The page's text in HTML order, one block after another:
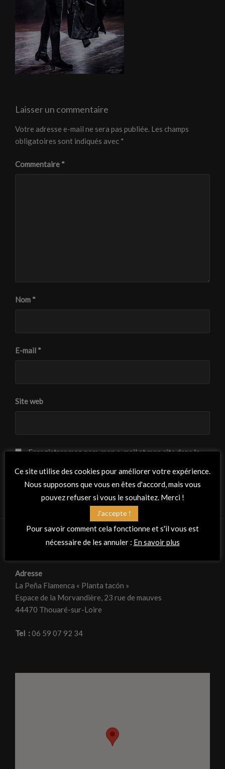
Laisser un commentaire
Votre adresse e-mail ne sera pas publiée. Les champs
obligatoires sont indiqués avec *
Commentaire *
Nom *
E-mail *
Site web
Enregistrer mon nom, mon e-mail et mon site dans le
Adresse
La Peña Flamenca « Planta tacón »
Espace de la Morvandière, 23 rue de mauves
44470 Thouaré-sur-Loire
Tel :06 59 07 92 34
Ce site utilise des cookies pour améliorer votre expérience.
Nous supposons que vous en êtes d'accord, mais vous
pouvez refuser si vous le souhaitez. Merci !
J'accepte !
Pour savoir comment cela fonctionne et s'il vous est
nécessaire de les annuler : En savoir plus